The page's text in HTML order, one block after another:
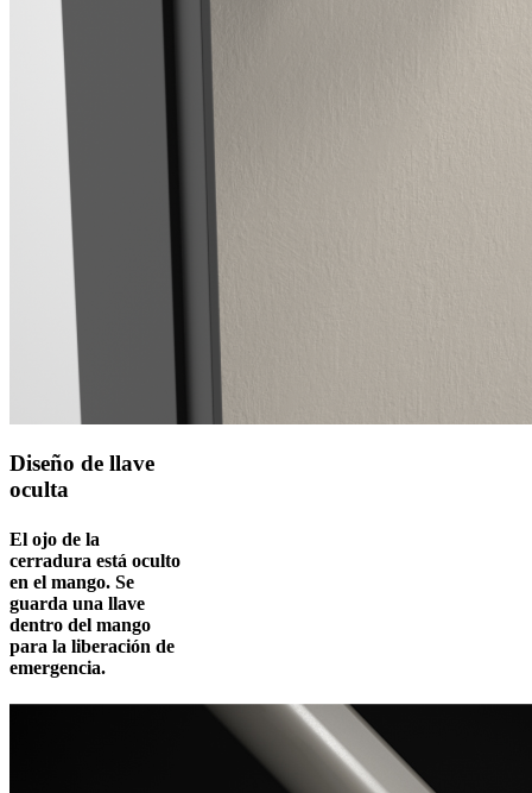
Diseño de llave
oculta
El ojo de la
cerradura está oculto
en el mango. Se
guarda una llave
dentro del mango
para la liberación de
emergencia.